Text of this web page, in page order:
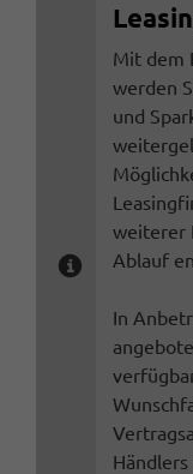
Mit dem
werden
und
weiterer
Ablauf
In